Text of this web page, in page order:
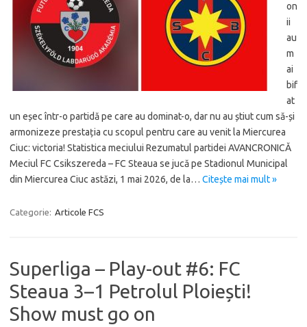
on
ii
au
m
ai
bif
at
un eșec într-o partidă pe care au dominat-o, dar nu au știut cum să-și
armonizeze prestația cu scopul pentru care au venit la Miercurea
Ciuc: victoria! Statistica meciului Rezumatul partidei AVANCRONICĂ
Meciul FC Csikszereda – FC Steaua se jucă pe Stadionul Municipal
din Miercurea Ciuc astăzi, 1 mai 2026, de la… Citește mai mult »
Categorie: Articole FCS
Superliga – Play-out #6: FC
Steaua 3–1 Petrolul Ploiești!
Show must go on